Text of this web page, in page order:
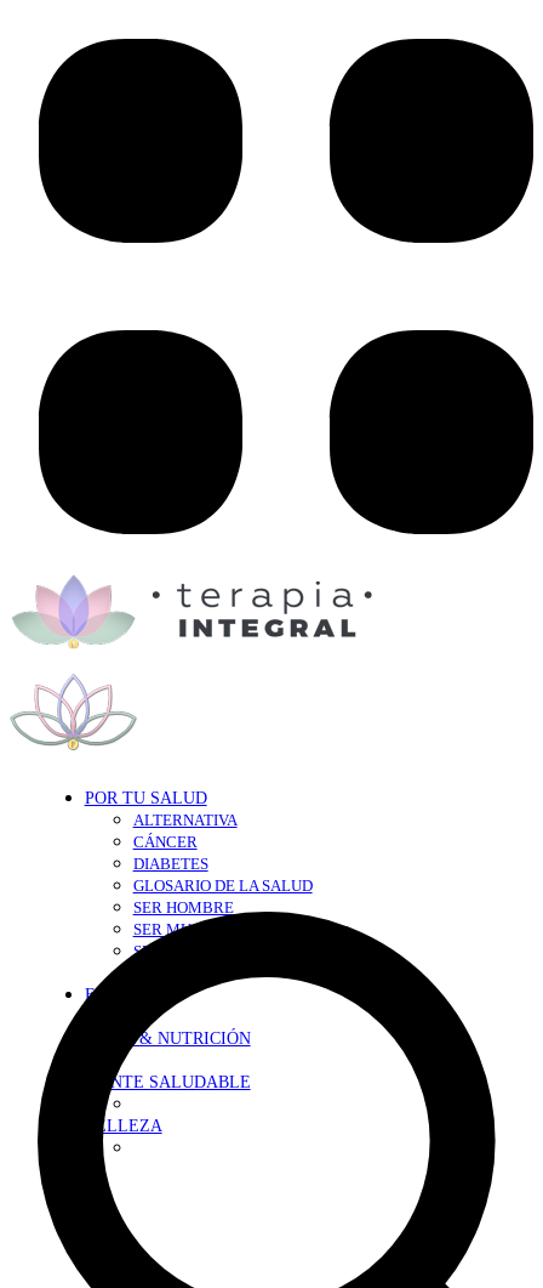
POR TU SALUD
ALTERNATIVA
CÁNCER
DIABETES
GLOSARIO DE LA SALUD
SER HOMBRE
SER MUJER
SEXY-SALUD
EN FORMA
DIETA & NUTRICIÓN
MENTE SALUDABLE
BELLEZA